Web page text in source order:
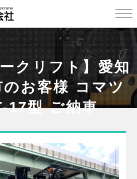
クリフト】愛知
のお客様 コマツ
17型 ご納車